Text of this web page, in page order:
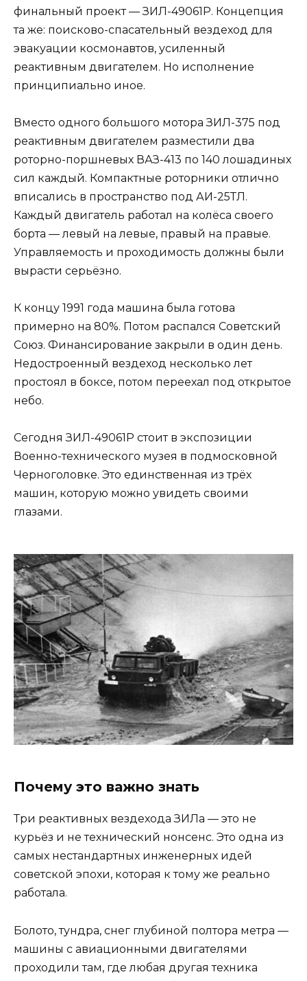
финальный проект — ЗИЛ-49061Р. Концепция
та же: поисково-спасательный вездеход для
эвакуации космонавтов, усиленный
реактивным двигателем. Но исполнение
принципиально иное.
Вместо одного большого мотора ЗИЛ-375 под
реактивным двигателем разместили два
роторно-поршневых ВАЗ-413 по 140 лошадиных
сил каждый. Компактные роторники отлично
вписались в пространство под АИ-25ТЛ.
Каждый двигатель работал на колёса своего
борта — левый на левые, правый на правые.
Управляемость и проходимость должны были
вырасти серьёзно.
К концу 1991 года машина была готова
примерно на 80%. Потом распался Советский
Союз. Финансирование закрыли в один день.
Недостроенный вездеход несколько лет
простоял в боксе, потом переехал под открытое
небо.
Сегодня ЗИЛ-49061Р стоит в экспозиции
Военно-технического музея в подмосковной
Черноголовке. Это единственная из трёх
машин, которую можно увидеть своими
глазами.
Почему это важно знать
Три реактивных вездехода ЗИЛа — это не
курьёз и не технический нонсенс. Это одна из
самых нестандартных инженерных идей
советской эпохи, которая к тому же реально
работала.
Болото, тундра, снег глубиной полтора метра —
машины с авиационными двигателями
проходили там, где любая другая техника